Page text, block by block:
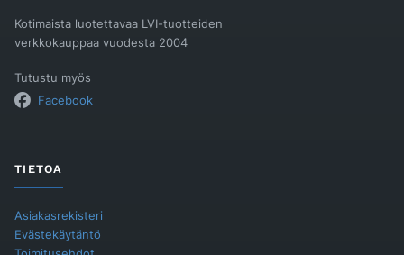
Kotimaista luotettavaa LVI-tuotteiden
verkkokauppaa vuodesta 2004
Tutustu myös
Facebook
TIETOA
Asiakasrekisteri
Evästekäytäntö